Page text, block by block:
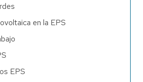
en la EPS
EPS